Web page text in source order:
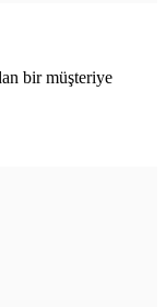
bir müşteriye